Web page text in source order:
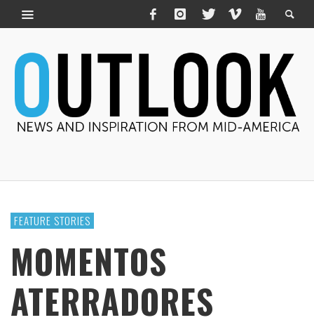
FEATURE STORIES
MOMENTOS
ATERRADORES